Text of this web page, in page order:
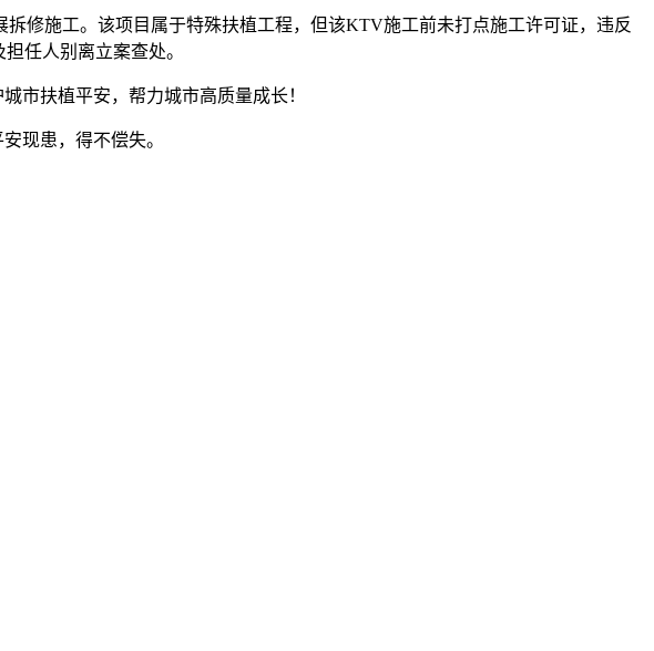
施工。该项目属于特殊扶植工程，但该KTV施工前未打点施工许可证，违反
任人别离立案查处。
扶植平安，帮力城市高质量成长！
现患，得不偿失。